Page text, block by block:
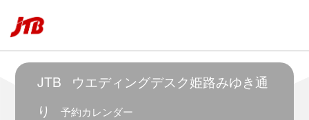
JTB
ウエディングデスク姫路みゆき通
り
予約カレンダー
5:30
～
6:00
7:00
6:30